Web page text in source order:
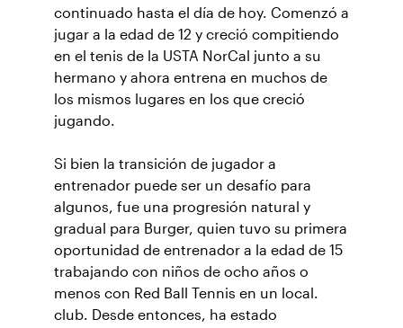
continuado hasta el día de hoy. Comenzó a
jugar a la edad de 12 y creció compitiendo
en el tenis de la USTA NorCal junto a su
hermano y ahora entrena en muchos de
los mismos lugares en los que creció
jugando.
Si bien la transición de jugador a
entrenador puede ser un desafío para
algunos, fue una progresión natural y
gradual para Burger, quien tuvo su primera
oportunidad de entrenador a la edad de 15
trabajando con niños de ocho años o
menos con Red Ball Tennis en un local.
club. Desde entonces, ha estado